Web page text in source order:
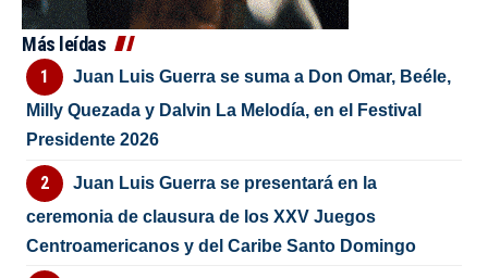
Más leídas
Juan Luis Guerra se suma a Don Omar, Beéle,
Milly Quezada y Dalvin La Melodía, en el Festival
Presidente 2026
Juan Luis Guerra se presentará en la
ceremonia de clausura de los XXV Juegos
Centroamericanos y del Caribe Santo Domingo